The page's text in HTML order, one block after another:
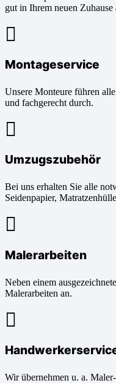
gut in Ihrem neuen Zuhause
Montageservice
Unsere Monteure führen
und fachgerecht durch.
Umzugszubehör
Bei uns erhalten Sie alle
Seidenpapier,
Malerarbeiten
Neben einem
Malerarbeiten an.
Wir übernehmen u. a.